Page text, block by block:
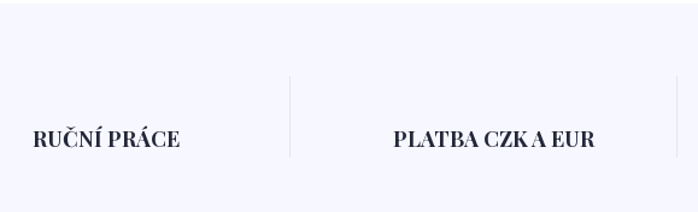
RUČNÍ PRÁCE PLATBA CZK A EUR